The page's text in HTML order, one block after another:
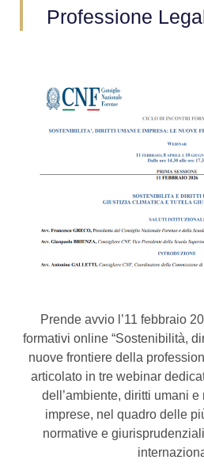
Professione
Prende avvio l’11 febbraio
formativi online “Sostenibilità,
nuove frontiere della
articolato in tre webinar
dell’ambiente, diritti umani
imprese, nel quadro delle
normative e